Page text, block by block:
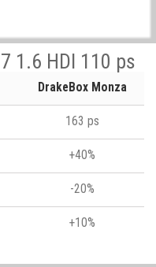
1.6 HDI 110 ps
DrakeBox Monza
163 ps
+40%
-20%
+10%